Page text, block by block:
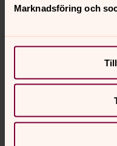
Marknadsföring och
Mikael
Kultursamverkan,
Göteborgs stift
E-post: